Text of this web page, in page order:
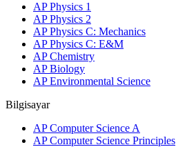
AP Physics 1
AP Physics 2
AP Physics C: Mechanics
AP Physics C: E&M
AP Chemistry
AP Biology
AP Environmental Science
Bilgisayar
AP Computer Science A
AP Computer Science Principles